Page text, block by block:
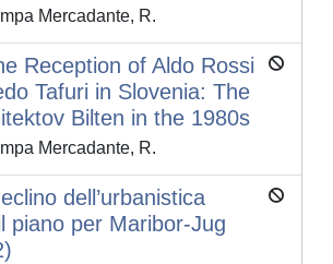
Mercadante, R.
Reception of Aldo Rossi
Tafuri in Slovenia: The
Bilten in the 1980s
Mercadante, R.
dell’urbanistica
piano per Maribor-Jug